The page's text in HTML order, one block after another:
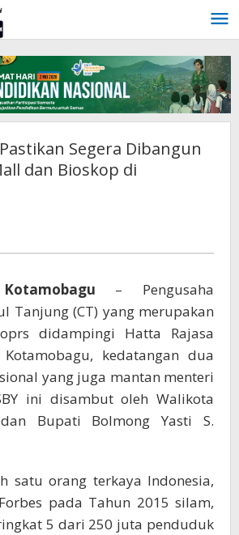
Segera Dibangun
dan Bioskop di
– Pengusaha
Tanjung (CT) yang merupakan
didampingi Hatta Rajasa
kedatangan dua
yang juga mantan menteri
ini disambut oleh Walikota
Bupati Bolmong Yasti S.
satu orang terkaya Indonesia,
pada Tahun 2015 silam,
5 dari 250 juta penduduk